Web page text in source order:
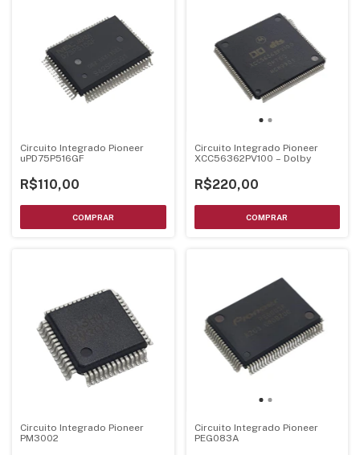
Circuito Integrado Pioneer
uPD75P516GF
R$110,00
Circuito Integrado Pioneer
XCC56362PV100 – Dolby
R$220,00
Circuito Integrado Pioneer
PM3002
Circuito Integrado Pioneer
PEG083A